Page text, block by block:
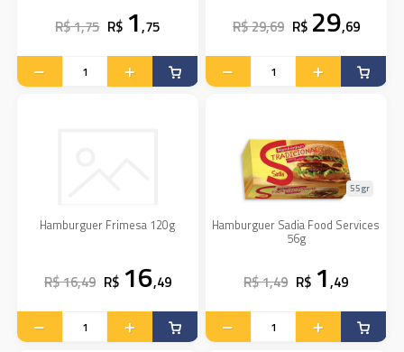
R$ 1,75 R$ 1,75 R$ 29,69 R$ 29,69
Hamburguer Frimesa 120g
R$ 16,49 R$ 16,49
Hamburguer Sadia Food Services
56g
55gr
R$ 1,49 R$ 1,49